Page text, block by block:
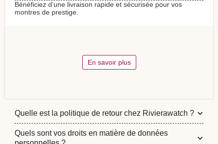
Bénéficiez d’une livraison rapide et sécurisée pour vos
montres de prestige.
En savoir plus
Quelle est la politique de retour chez Rivierawatch ?
Quels sont vos droits en matière de données